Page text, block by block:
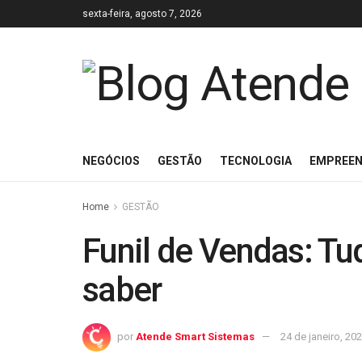
sexta-feira, agosto 7, 2026
NEGÓCIOS GESTÃO TECNOLOGIA
Home GESTÃO
Funil de Vendas:
saber
por Atende Smart Sistemas 24 de janeiro,